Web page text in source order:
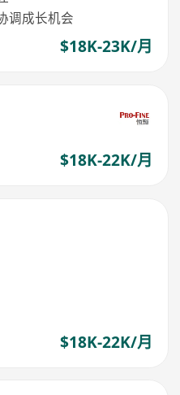
调成长机会
$18K-23K/月
$18K-22K/月
$18K-22K/月